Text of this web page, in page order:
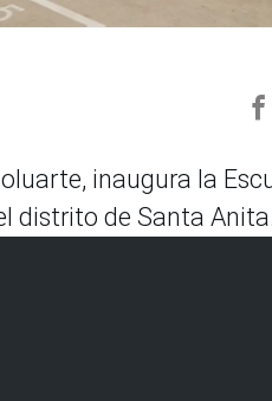
inaugura la
distrito de Santa Anita.